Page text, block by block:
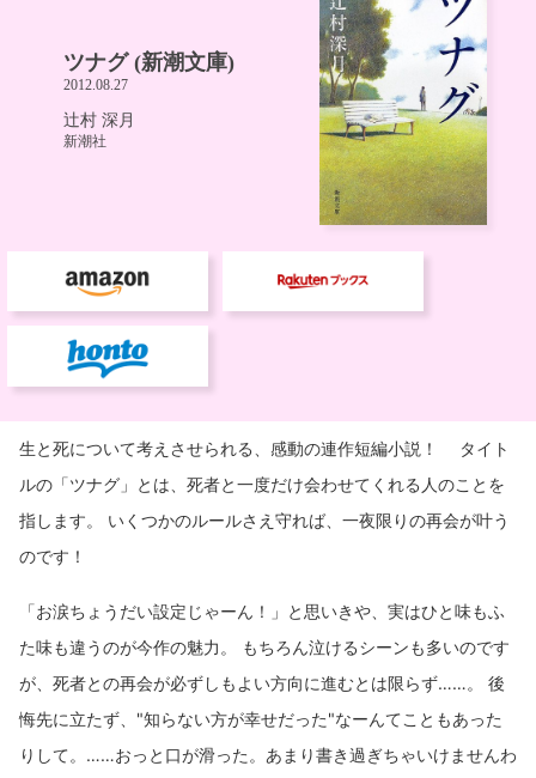
生と死について考えさせられる、感動の連作短編小説！ タイト
ルの「ツナグ」とは、死者と一度だけ会わせてくれる人のことを
指します。 いくつかのルールさえ守れば、一夜限りの再会が叶う
のです！
「お涙ちょうだい設定じゃーん！」と思いきや、実はひと味もふ
た味も違うのが今作の魅力。 もちろん泣けるシーンも多いのです
が、死者との再会が必ずしもよい方向に進むとは限らず……。 後
悔先に立たず、"知らない方が幸せだった"なーんてこともあった
りして。……おっと口が滑った。あまり書き過ぎちゃいけませんわ